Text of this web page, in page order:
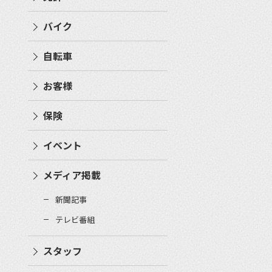
バイク
自転車
お客様
保険
イベント
メディア掲載
新聞記事
テレビ番組
スタッフ